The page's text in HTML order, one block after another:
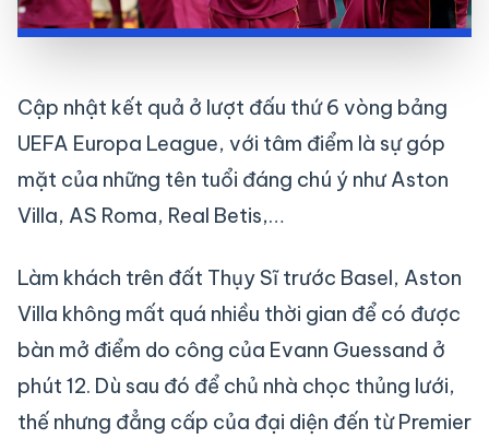
Cập nhật kết quả ở lượt đấu thứ 6 vòng bảng
UEFA Europa League, với tâm điểm là sự góp
mặt của những tên tuổi đáng chú ý như Aston
Villa, AS Roma, Real Betis,…
Làm khách trên đất Thụy Sĩ trước Basel, Aston
Villa không mất quá nhiều thời gian để có được
bàn mở điểm do công của Evann Guessand ở
phút 12. Dù sau đó để chủ nhà chọc thủng lưới,
thế nhưng đẳng cấp của đại diện đến từ Premier